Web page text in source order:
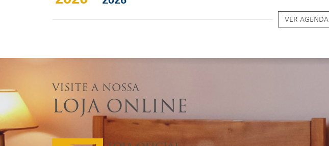
VER AGENDA
VISITE A NOSSA
LOJA ONLINE